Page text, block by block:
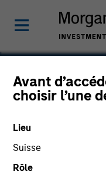
Avant
choisir l’une
Lieu
Suisse
Rôle
Reps.ai